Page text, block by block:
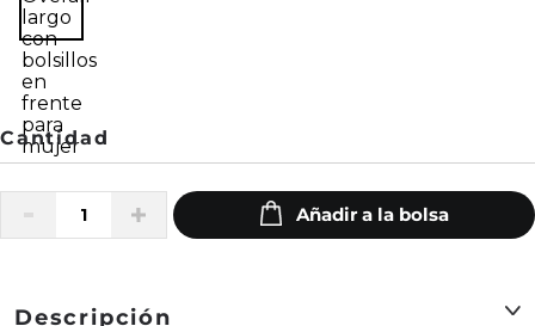
Descripción